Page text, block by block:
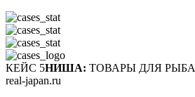
КЕЙС 5НИША: ТОВАРЫ ДЛЯ
real-japan.ru